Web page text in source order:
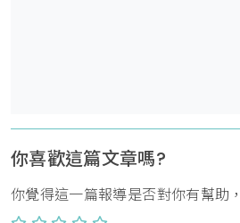
你喜歡這篇文章嗎?
你覺得這一篇報導是否對你有幫助